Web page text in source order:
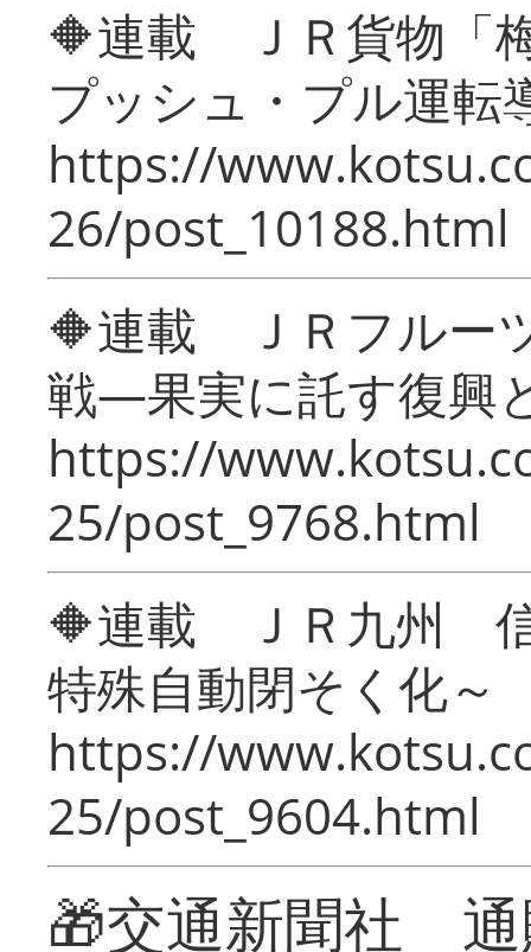
🔶連載 ＪＲ貨物「
プッシュ・プル運転
https://
26/post_10188.html
🔶連載 ＪＲフルー
戦―果実に託す復興
https://
25/post_9768.html
🔶連載 ＪＲ九州 信
特殊自動閉そく化～
https://
25/post_9604.html
🎁交通新聞社